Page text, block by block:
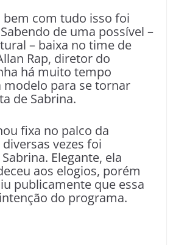
bem com tudo isso foi
de uma possível –
– baixa no time de
Rap, diretor do
há muito tempo
modelo para se tornar
de Sabrina.
fixa no palco da
vezes foi
Elegante, ela
aos elogios, porém
publicamente que essa
do programa.